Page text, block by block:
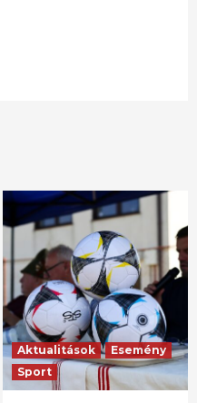
Aktualitások
Esemény
Sport